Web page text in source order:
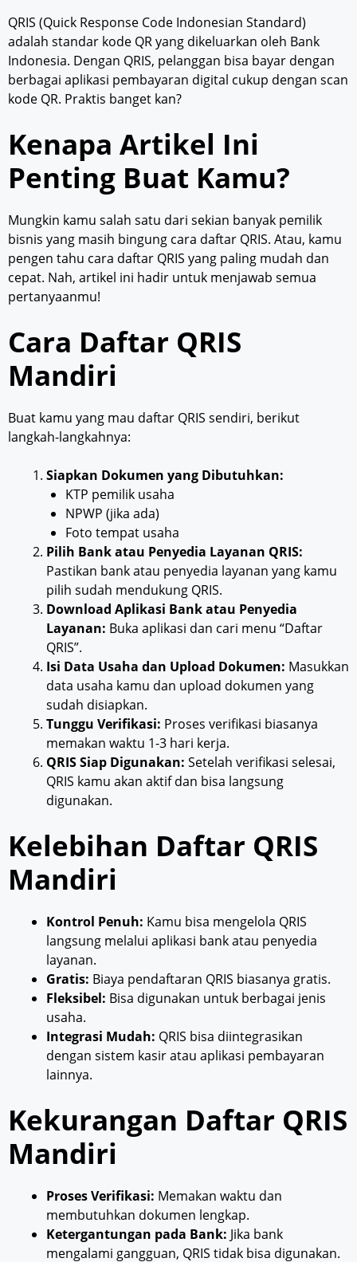
QRIS (Quick Response Code Indonesian Standard)
adalah standar kode QR yang dikeluarkan oleh Bank
Indonesia. Dengan QRIS, pelanggan bisa bayar dengan
berbagai aplikasi pembayaran digital cukup dengan scan
kode QR. Praktis banget kan?
Kenapa Artikel Ini
Penting Buat Kamu?
Mungkin kamu salah satu dari sekian banyak pemilik
bisnis yang masih bingung cara daftar QRIS. Atau, kamu
pengen tahu cara daftar QRIS yang paling mudah dan
cepat. Nah, artikel ini hadir untuk menjawab semua
pertanyaanmu!
Cara Daftar QRIS
Mandiri
Buat kamu yang mau daftar QRIS sendiri, berikut
langkah-langkahnya:
Siapkan Dokumen yang Dibutuhkan:
KTP pemilik usaha
NPWP (jika ada)
Foto tempat usaha
Pilih Bank atau Penyedia Layanan QRIS:
Pastikan bank atau penyedia layanan yang kamu
pilih sudah mendukung QRIS.
Download Aplikasi Bank atau Penyedia
Layanan: Buka aplikasi dan cari menu “Daftar
QRIS”.
Isi Data Usaha dan Upload Dokumen: Masukkan
data usaha kamu dan upload dokumen yang
sudah disiapkan.
Tunggu Verifikasi: Proses verifikasi biasanya
memakan waktu 1-3 hari kerja.
QRIS Siap Digunakan: Setelah verifikasi selesai,
QRIS kamu akan aktif dan bisa langsung
digunakan.
Kelebihan Daftar QRIS
Mandiri
Kontrol Penuh: Kamu bisa mengelola QRIS
langsung melalui aplikasi bank atau penyedia
layanan.
Gratis: Biaya pendaftaran QRIS biasanya gratis.
Fleksibel: Bisa digunakan untuk berbagai jenis
usaha.
Integrasi Mudah: QRIS bisa diintegrasikan
dengan sistem kasir atau aplikasi pembayaran
lainnya.
Kekurangan Daftar QRIS
Mandiri
Proses Verifikasi: Memakan waktu dan
membutuhkan dokumen lengkap.
Ketergantungan pada Bank: Jika bank
mengalami gangguan, QRIS tidak bisa digunakan.